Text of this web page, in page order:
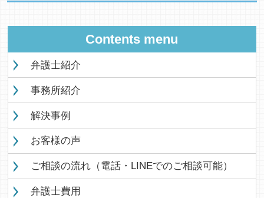
Contents menu
弁護士紹介
事務所紹介
解決事例
お客様の声
ご相談の流れ（電話・LINEでのご相談可能）
弁護士費用